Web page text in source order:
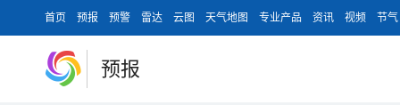
首页 预报 预警 雷达 云图 天气地图 专业产品 资讯 视频 节气
预报